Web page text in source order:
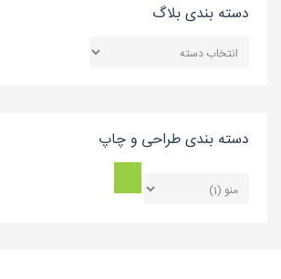
دسته بندی بلاگ
بندی
دسته بندی طراحی و چاپ